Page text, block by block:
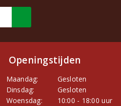
Openingstijden
Maandag:
Gesloten
Dinsdag:
Gesloten
Woensdag:
10:00 - 18:00 uur